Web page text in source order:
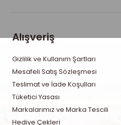
Alışveriş
Gizlilik ve Kullanım Şartları
Mesafeli Satış Sözleşmesi
Teslimat ve İade Koşulları
Tüketici Yasası
Markalarımız ve Marka Tescili
Hediye Çekleri